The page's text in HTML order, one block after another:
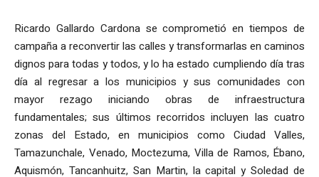
Ricardo Gallardo Cardona se comprometió en tiempos de
campaña a reconvertir las calles y transformarlas en caminos
dignos para todas y todos, y lo ha estado cumpliendo día tras
día al regresar a los municipios y sus comunidades con
mayor rezago iniciando obras de infraestructura
fundamentales; sus últimos recorridos incluyen las cuatro
zonas del Estado, en municipios como Ciudad Valles,
Tamazunchale, Venado, Moctezuma, Villa de Ramos, Ébano,
Aquismón, Tancanhuitz, San Martin, la capital y Soledad de